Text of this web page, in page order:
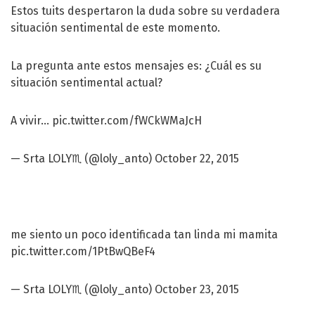
Estos tuits despertaron la duda sobre su verdadera
situación sentimental de este momento.
La pregunta ante estos mensajes es: ¿Cuál es su
situación sentimental actual?
A vivir... pic.twitter.com/fWCkWMaJcH
— Srta LOLY♏️ (@loly_anto) October 22, 2015
me siento un poco identificada tan linda mi mamita
pic.twitter.com/1PtBwQBeF4
— Srta LOLY♏️ (@loly_anto) October 23, 2015